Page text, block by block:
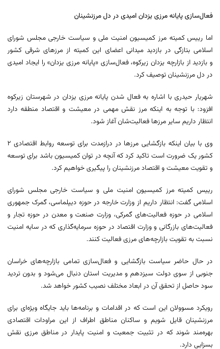
فعال‌سازی پایانه مرزی یزدان امیدی در دل مرزنشینان
اما رییس کمیته مرز کمیسیون امنیت ملی و سیاست خارجی مجلس شورای
اسلامی بتازگی در بازدید میدانی اعضای این کمیته از مرزهای شرقی کشور
و بازدید از بازارچه یزدان زیرکوه، فعال‌سازی «پایانه مرزی یزدان» را ایجاد امیدی
در دل مرزنشینان توصیف کرد.
شهریار حیدری با اشاره به فعال شدن پایانه مرزی یزدان در شهرستان زیرکوه
افزود: با توجه به اینکه مرز نقش مهمی در معیشت و اقتصاد منطقه دارد
انتظار داریم سایر مرزها فعالیت‌شان آغاز شود.
وی با بیان اینکه بازگشایی مرزها در درازمدت برای توسعه روابط اقتصادی ۲
کشور یک ضرورت است تاکید کرد که آنچه در توان کمیسیون باشد برای توسعه
و تقویت معیشت و اقتصاد مرزنشینان را پیگیری خواهیم کرد.
رییس کمیته مرز کمیسیون امنیت ملی و سیاست خارجی مجلس شورای
اسلامی گفت: انتظار داریم از وزارت خارجه در حوزه دیپلماسی، گمرک جمهوری
اسلامی در حوزه فعالیت‌های گمرکی، وزارت صنعت و معدن در حوزه تجار و
فعالیت‌های بازرگانی و وزارت اقتصاد در حوزه سرمایه‌گذاری که در سایه امنیت
نسبت به تقویت بازارچه‌های مرزی فعالیت کنند.
در حال حاضر سیاست بازگشایی و فعال‌سازی تمامی بازارچه‌های خراسان
جنوبی از سوی دولت سیزدهم و مدیریت استان دنبال می‌شود و بدون تردید
سود حاصل از تحقق آن در ابعاد مختلف نصیب کشور خواهد شد.
رویکرد مسوولان این است که در اقدامات و برنامه‌ها باید جایگاه ویژه‌ای برای
مرزنشینان قایل شویم و ساکنان مناطق اطراف از این مراودات اقتصادی
بهره‌مند شوند که در تثبیت جمعیت و امنیت پایدار در مناطق مرزی نقش
بسزایی دارد.